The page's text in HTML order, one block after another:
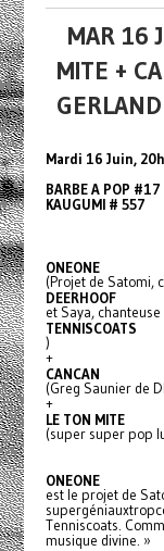
MAR 16
MITE +
GERLAND
Mardi 16 Juin,
BARBE A POP #17
KAUGUMI # 557
ONEONE
(Projet de Satomi,
DEERHOOF
et Saya, chanteuse
TENNISCOATS
)
+
CANCAN
(Greg Saunier de
+
LE TON MITE
(super super pop
ONEONE
est le projet de
Tenniscoats.
musique divine. »